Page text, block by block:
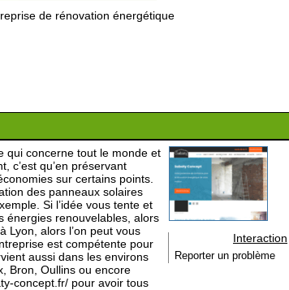
de rénovation énergétique
qui concerne tout le monde et
c’est qu’en préservant
sur certains points.
des panneaux solaires
Si l’idée vous tente et
énergies renouvelables, alors
Lyon, alors l’on peut vous
est compétente pour
aussi dans les environs
Bron, Oullins ou encore
concept.fr/ pour avoir tous
Interaction
Reporter un problème